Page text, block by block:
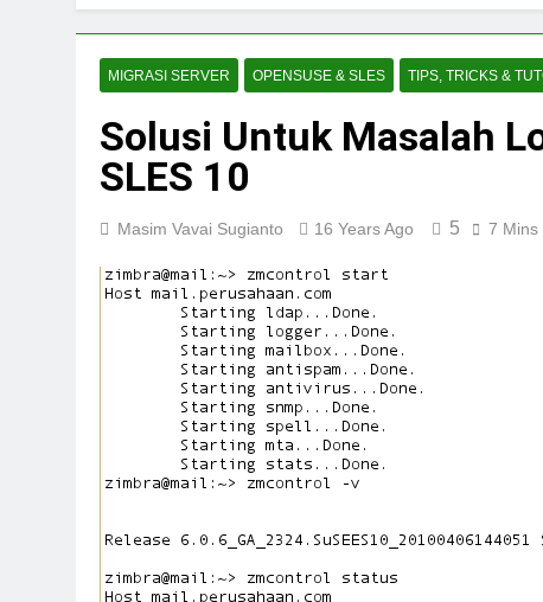
MIGRASI SERVER OPENSUSE & SLES TIPS, TRICKS &
Solusi Untuk Masalah
SLES 10
Masim Vavai Sugianto 16 Years Ago 5 7 Mins